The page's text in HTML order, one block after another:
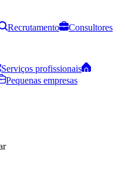
Recrutamento
Consultores
Serviços profissionais
Pequenas empresas